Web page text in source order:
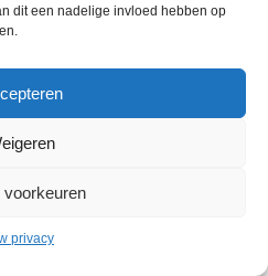
dit een nadelige invloed hebben op
voorkeuren
privacy
KvK Gouda 29029262 - BTW nr
Hosting: